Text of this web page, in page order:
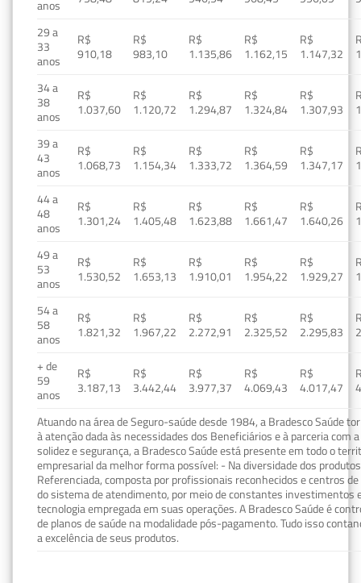
anos
29 a
33
anos
R$
910,18
R$
983,10
R$
1.135,86
R$
1.162,15
R$
1.147,32
34 a
38
anos
R$
1.037,60
R$
1.120,72
R$
1.294,87
R$
1.324,84
R$
1.307,93
39 a
43
anos
R$
1.068,73
R$
1.154,34
R$
1.333,72
R$
1.364,59
R$
1.347,17
44 a
48
anos
R$
1.301,24
R$
1.405,48
R$
1.623,88
R$
1.661,47
R$
1.640,26
49 a
53
anos
R$
1.530,52
R$
1.653,13
R$
1.910,01
R$
1.954,22
R$
1.929,27
54 a
58
anos
R$
1.821,32
R$
1.967,22
R$
2.272,91
R$
2.325,52
R$
2.295,83
+ de
59
anos
R$
3.187,13
R$
3.442,44
R$
3.977,37
R$
4.069,43
R$
4.017,47
Atuando na área de Seguro-saúde desde 1984, a Bradesco Saúde
à atenção dada às necessidades dos Beneficiários e à parceria com
solidez e segurança, a Bradesco Saúde está presente em todo o
empresarial da melhor forma possível: - Na diversidade dos
Referenciada, composta por profissionais reconhecidos e centros
do sistema de atendimento, por meio de constantes investimentos
tecnologia empregada em suas operações. A Bradesco Saúde é
de planos de saúde na modalidade pós-pagamento. Tudo isso
a excelência de seus produtos.